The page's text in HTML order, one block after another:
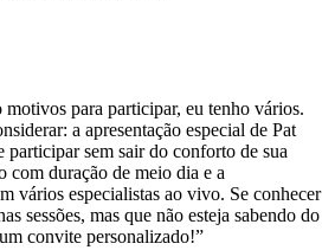
para participar, eu tenho vários.
a apresentação especial de Pat
participar sem sair do conforto de sua
com duração de meio dia e a
vários especialistas ao vivo. Se conhecer
sessões, mas que não esteja sabendo do
convite personalizado!”